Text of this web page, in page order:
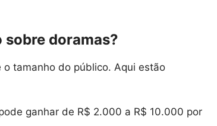
doramas?
tamanho do público. Aqui estão
ganhar de R$ 2.000 a R$ 10.000 por